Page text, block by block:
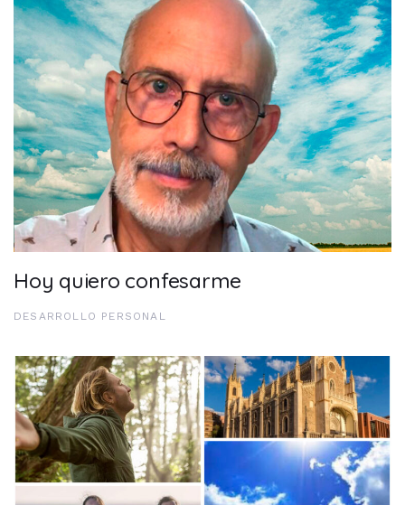
Hoy quiero confesarme
DESARROLLO PERSONAL